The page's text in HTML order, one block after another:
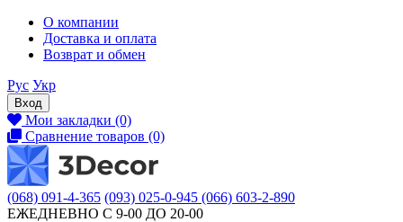
О компании
Доставка и оплата
Возврат и обмен
Рус Укр
Вход
Мои закладки (0)
Сравнение товаров (0)
(068) 091-4-365 (093) 025-0-945 (066) 603-2-890
ЕЖЕДНЕВНО С 9-00 ДО 20-00